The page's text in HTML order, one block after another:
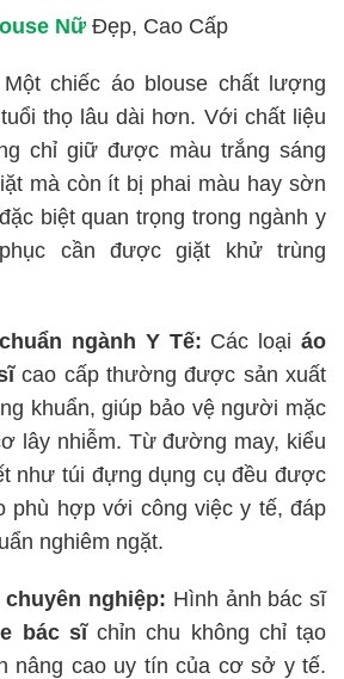
Nữ Đẹp, Cao Cấp
Một chiếc áo blouse chất lượng
thọ lâu dài hơn. Với chất liệu
chỉ giữ được màu trắng sáng
mà còn ít bị phai màu hay sờn
biệt quan trọng trong ngành y
cần được giặt khử trùng
ngành Y Tế: Các loạiáo
cao cấp thường được sản xuất
khuẩn, giúp bảo vệ người mặc
lây nhiễm. Từ đường may, kiểu
như túi đựng dụng cụ đều được
phù hợp với công việc y tế, đáp
nghiêm ngặt.
nghiệp: Hình ảnh bác sĩ
bác sĩchỉn chu không chỉ tạo
nâng cao uy tín của cơ sở y tế.